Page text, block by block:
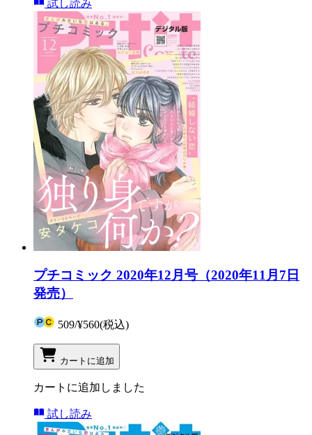
試し読み
プチコミック 2020年12月号（2020年11月7日
発売）
509/¥560(税込)
カートに追加
カートに追加しました
試し読み